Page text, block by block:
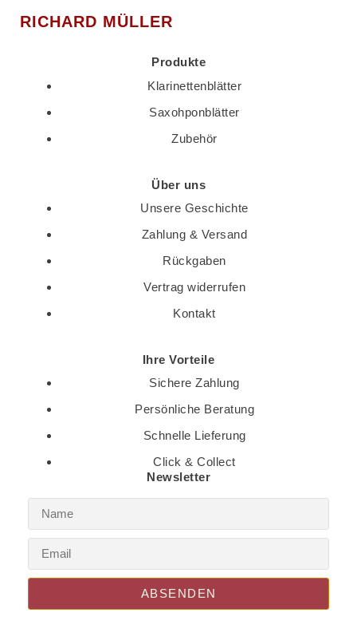
RICHARD MÜLLER
Produkte
Klarinettenblätter
Saxohponblätter
Zubehör
Über uns
Unsere Geschichte
Zahlung & Versand
Rückgaben
Vertrag widerrufen
Kontakt
Ihre Vorteile
Sichere Zahlung
Persönliche Beratung
Schnelle Lieferung
Click & Collect
Newsletter
ABSENDEN